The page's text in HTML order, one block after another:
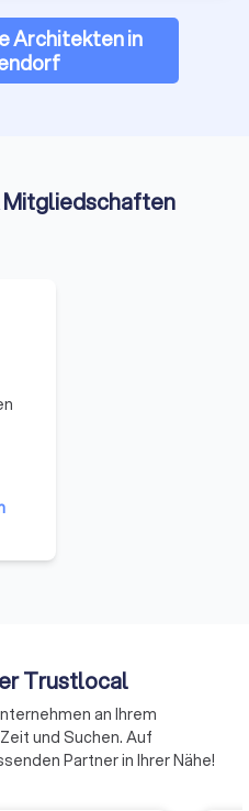
Architekten in
Trustlocal
an Ihrem
und Suchen. Auf
Partner in Ihrer Nähe!